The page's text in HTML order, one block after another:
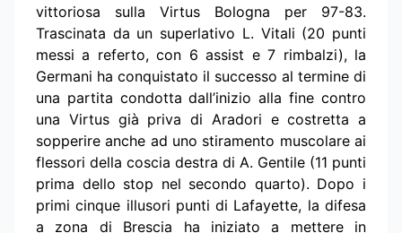
vittoriosa sulla Virtus Bologna per 97-83.
Trascinata da un superlativo L. Vitali (20 punti
messi a referto, con 6 assist e 7 rimbalzi), la
Germani ha conquistato il successo al termine di
una partita condotta dall’inizio alla fine contro
una Virtus già priva di Aradori e costretta a
sopperire anche ad uno stiramento muscolare ai
flessori della coscia destra di A. Gentile (11 punti
prima dello stop nel secondo quarto). Dopo i
primi cinque illusori punti di Lafayette, la difesa
a zona di Brescia ha iniziato a mettere in